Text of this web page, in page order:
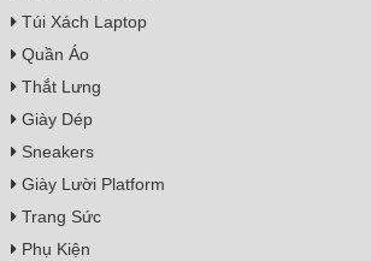
Túi Xách Laptop
Quần Áo
Thắt Lưng
Giày Dép
Sneakers
Giày Lười Platform
Trang Sức
Phụ Kiện